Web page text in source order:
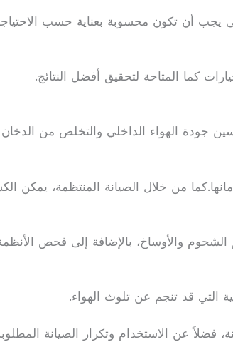
يجب أن تكون محسوبة بعناية حسب
كما المتاحة لتحقيق أفضل النتائج.
جودة الهواء الداخلي والتخلص من الدخان
من خلال الصيانة المنتظمة،
والأوساخ، بالإضافة إلى فحص الأنظمة
التي قد تنجم عن تلوث الهواء.
عن الاستخدام وتكرار الصيانة